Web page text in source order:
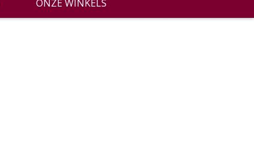
ONZE WINKELS